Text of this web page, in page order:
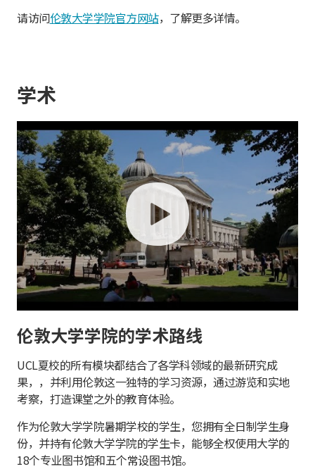
请访问伦敦大学学院官方网站，了解更多详情。
学术
play
伦敦大学学院的学术路线
UCL夏校的所有模块都结合了各学科领域的最新研究成
果，，并利用伦敦这一独特的学习资源，通过游览和实地
考察，打造课堂之外的教育体验。
作为伦敦大学学院暑期学校的学生，您拥有全日制学生身
份，并持有伦敦大学学院的学生卡，能够全权使用大学的
18个专业图书馆和五个常设图书馆。